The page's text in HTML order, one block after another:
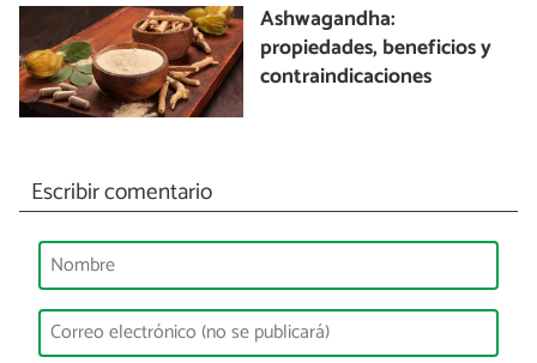
Ashwagandha:
propiedades, beneficios y
contraindicaciones
Escribir comentario